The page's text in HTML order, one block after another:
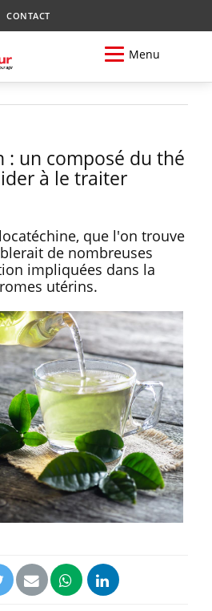
CONTACT
Menu
: un composé du thé
à le traiter
que l'on trouve
de nombreuses
impliquées dans la
utérins.